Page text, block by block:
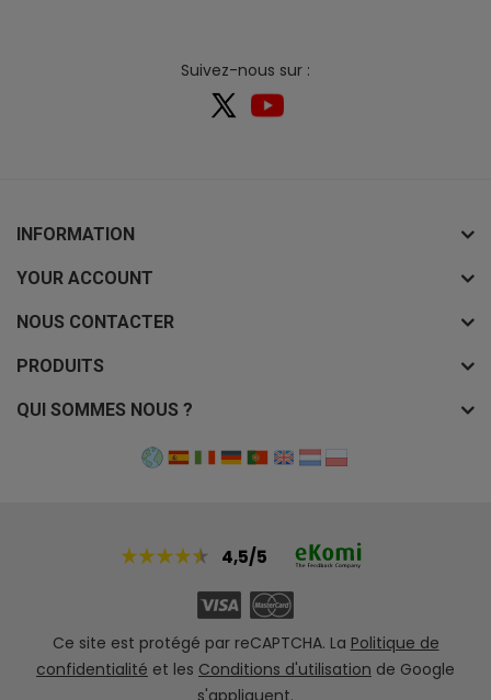
Suivez-nous sur :
INFORMATION
YOUR ACCOUNT
NOUS CONTACTER
PRODUITS
QUI SOMMES NOUS ?
4,5/5
Ce site est protégé par reCAPTCHA. La Politique de
confidentialité et les Conditions d'utilisation de Google
s'appliquent.